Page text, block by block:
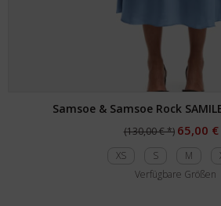
Samsoe & Samsoe Rock
(130,00 € *) 65,00
XS S M
Verfügbare Größen